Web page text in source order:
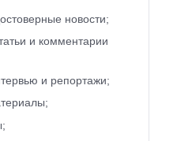
новости;
и комментарии
и репортажи;